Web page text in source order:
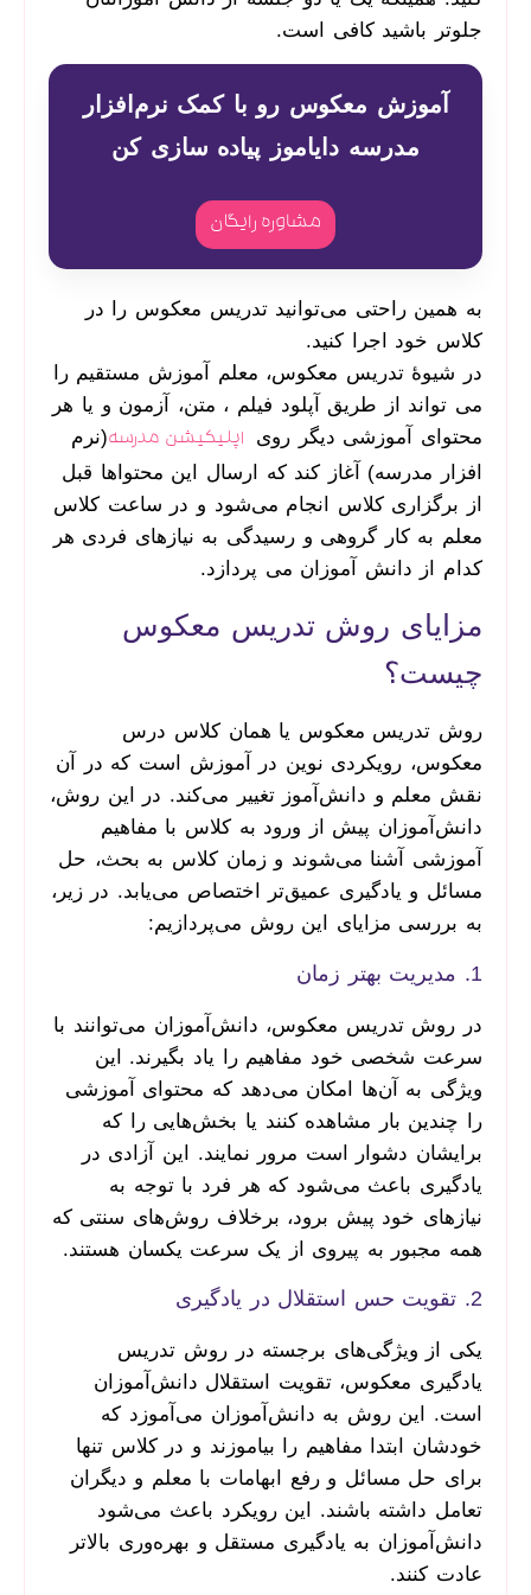
جلوتر باشید کافی است.
آموزش معکوس رو با کمک نرم‌افزار
مدرسه دایاموز پیاده سازی کن
مشاوره رایگان
به همین راحتی می‌توانید تدریس معکوس را در
کلاس خود اجرا کنید.
در شیوۀ تدریس معکوس، معلم آموزش مستقیم را
می تواند از طریق آپلود فیلم ، متن، آزمون و یا هر
محتوای آموزشی دیگر روی
اپلیکیشن مدرسه(نرم
افزار مدرسه) آغاز کند که ارسال این محتواها قبل
از برگزاری کلاس انجام می‌شود و در ساعت کلاس
معلم به کار گروهی و رسیدگی به نیازهای فردی هر
کدام از دانش آموزان می پردازد.
مزایای روش تدریس معکوس
چیست؟
روش تدریس معکوس یا همان کلاس درس
معکوس، رویکردی نوین در آموزش است که در آن
نقش معلم و دانش‌آموز تغییر می‌کند. در این روش،
دانش‌آموزان پیش از ورود به کلاس با مفاهیم
آموزشی آشنا می‌شوند و زمان کلاس به بحث، حل
مسائل و یادگیری عمیق‌تر اختصاص می‌یابد. در زیر،
به بررسی مزایای این روش می‌پردازیم:
1. مدیریت بهتر زمان
در روش تدریس معکوس، دانش‌آموزان می‌توانند با
سرعت شخصی خود مفاهیم را یاد بگیرند. این
ویژگی به آن‌ها امکان می‌دهد که محتوای آموزشی
را چندین بار مشاهده کنند یا بخش‌هایی را که
برایشان دشوار است مرور نمایند. این آزادی در
یادگیری باعث می‌شود که هر فرد با توجه به
نیازهای خود پیش برود، برخلاف روش‌های سنتی که
همه مجبور به پیروی از یک سرعت یکسان هستند.
2. تقویت حس استقلال در یادگیری
یکی از ویژگی‌های برجسته در روش تدریس
یادگیری معکوس، تقویت استقلال دانش‌آموزان
است. این روش به دانش‌آموزان می‌آموزد که
خودشان ابتدا مفاهیم را بیاموزند و در کلاس تنها
برای حل مسائل و رفع ابهامات با معلم و دیگران
تعامل داشته باشند. این رویکرد باعث می‌شود
دانش‌آموزان به یادگیری مستقل و بهره‌وری بالاتر
عادت کنند.